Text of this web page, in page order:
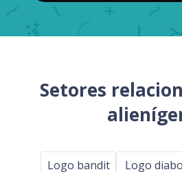
Setores
Logo bandit Logo diabo